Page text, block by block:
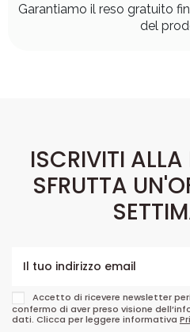
Garantiamo il reso gratuito
del
ISCRIVITI ALLA
SFRUTTA
Accetto di ricevere newsletter
confermo di aver preso visione
dati. Clicca per leggere informativa